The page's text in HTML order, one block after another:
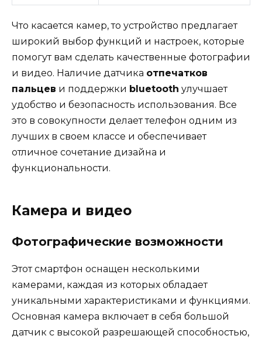
Что касается камер, то устройство предлагает
широкий выбор функций и настроек, которые
помогут вам сделать качественные фотографии
и видео. Наличие датчика отпечатков
пальцев и поддержки bluetooth улучшает
удобство и безопасность использования. Все
это в совокупности делает телефон одним из
лучших в своем классе и обеспечивает
отличное сочетание дизайна и
функциональности.
Камера и видео
Фотографические возможности
Этот смартфон оснащен несколькими
камерами, каждая из которых обладает
уникальными характеристиками и функциями.
Основная камера включает в себя большой
датчик с высокой разрешающей способностью,